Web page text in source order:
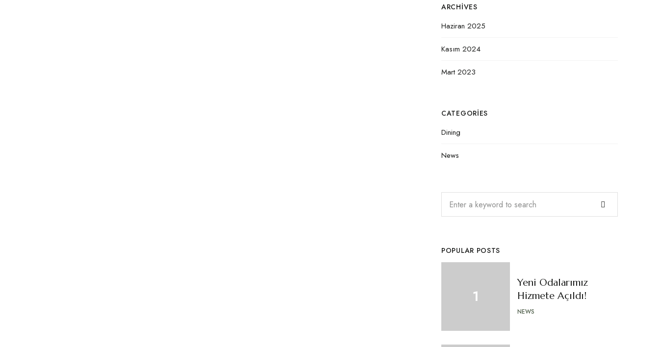
ARCHIVES
Haziran 2025
Kasım 2024
Mart 2023
CATEGORIES
Dining
News
POPULAR POSTS
Yeni Odalarımız
Hizmete Açıldı!
NEWS